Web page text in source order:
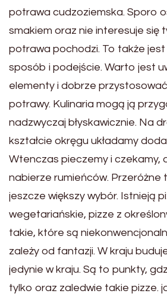
potrawa cudzoziemska. Sporo
smakiem oraz nie interesuje się
potrawa pochodzi. To także
sposób i podejście. Warto jest
elementy i dobrze
potrawy. Kulinaria mogą ją
nadzwyczaj błyskawicznie. Na
kształcie okręgu układamy
Wtenczas pieczemy i czekamy,
nabierze rumieńców. Przeróżne
jeszcze większy wybór. Istnieją
wegetariańskie, pizze z
takie, które są
zależy od fantazji. W kraju
jedynie w kraju. Są to punkty,
tylko oraz zaledwie takie pizze.